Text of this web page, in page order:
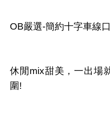
OB嚴選-簡約十字車線
休閒mix甜美，一出場
圍!